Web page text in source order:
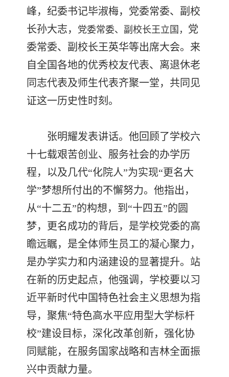
峰，纪委书记毕淑梅，党委常委、副校
长孙大志，
党委常委、副校长王立国， 党
委常委、副校长王英华等出席大会。来
自全国各地的优秀校友代表、离退休老
同志代表及师生代表齐聚一堂，共同见
证这一历史性时刻。
张明耀发表讲话。他回顾了学校六
十七载艰苦创业、服务社会的办学历
程，以及几代“化院人”为实现“更名大
学”梦想所付出的不懈努力。他指出，
从“十二五”的构想，到“十四五”的圆
梦，更名成功的背后，是学校党委的高
瞻远瞩，是全体师生员工的凝心聚力，
是办学实力和内涵建设的显著提升。站
在新的历史起点，他强调，学校要以习
近平新时代中国特色社会主义思想为指
导，聚焦“特色高水平应用型大学标杆
校”建设目标，深化改革创新，强化协
同赋能，在服务国家战略和吉林全面振
兴中贡献力量。